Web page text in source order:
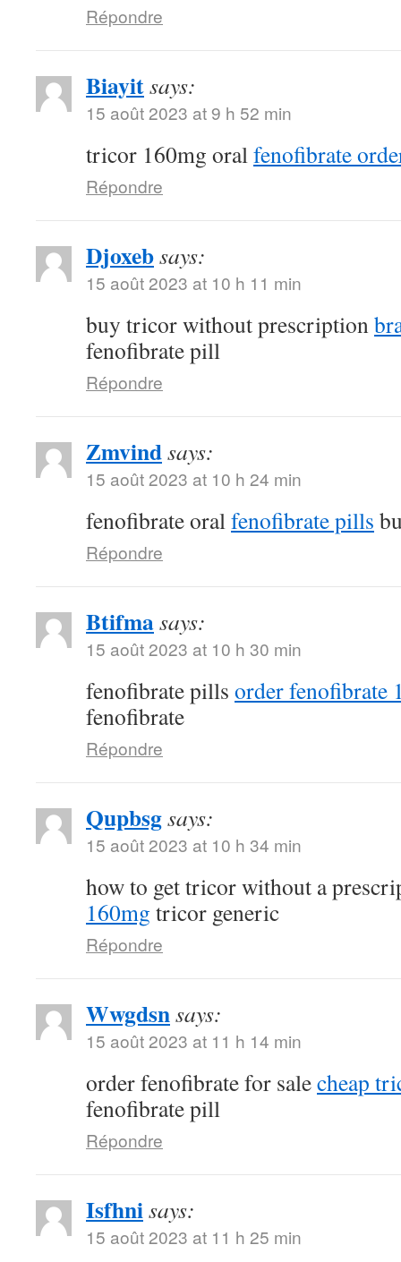
Répondre
Biayitsays:
15 août 2023 at 9 h 52 min
tricor 160mg oralfenofibrate
Répondre
Djoxebsays:
15 août 2023 at 10 h 11 min
buy tricor without prescription
fenofibrate pill
Répondre
Zmvindsays:
15 août 2023 at 10 h 24 min
fenofibrate oralfenofibrate pills
Répondre
Btifmasays:
15 août 2023 at 10 h 30 min
fenofibrate pills order fenofibrate
fenofibrate
Répondre
Qupbsgsays:
15 août 2023 at 10 h 34 min
how to get tricor without a
160mg tricor generic
Répondre
Wwgdsnsays:
15 août 2023 at 11 h 14 min
order fenofibrate for salecheap
fenofibrate pill
Répondre
Isfhnisays:
15 août 2023 at 11 h 25 min